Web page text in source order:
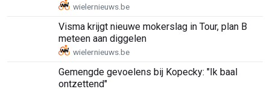
Visma krijgt nieuwe mokerslag in Tour, plan B
meteen aan diggelen
Gemengde gevoelens bij Kopecky: "Ik baal
ontzettend"